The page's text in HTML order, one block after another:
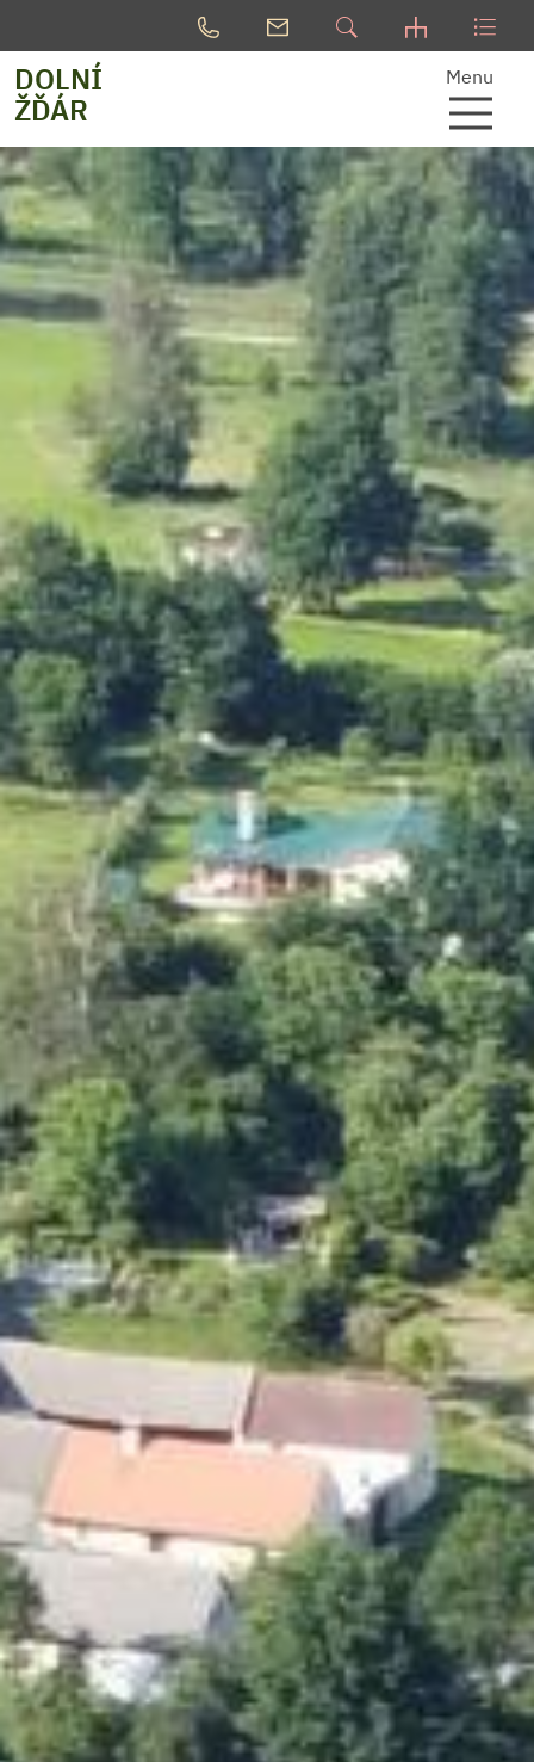
DOLNÍ
ŽĎÁR
Menu